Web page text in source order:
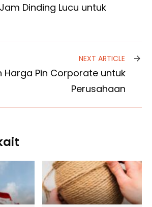
Dinding Lucu untuk
NEXT ARTICLE
Harga Pin Corporate untuk
Perusahaan